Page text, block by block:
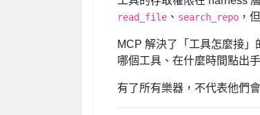
read_file 、 search_repo ，
MCP 解決了「工具怎麼接
哪個工具、在什麼時間點出
有了所有樂器，不代表他們